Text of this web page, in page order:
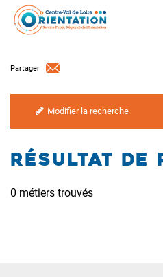
Aller
contenu
Modifier la recherche
Partager
RÉSULTAT DE
0 métiers trouvés